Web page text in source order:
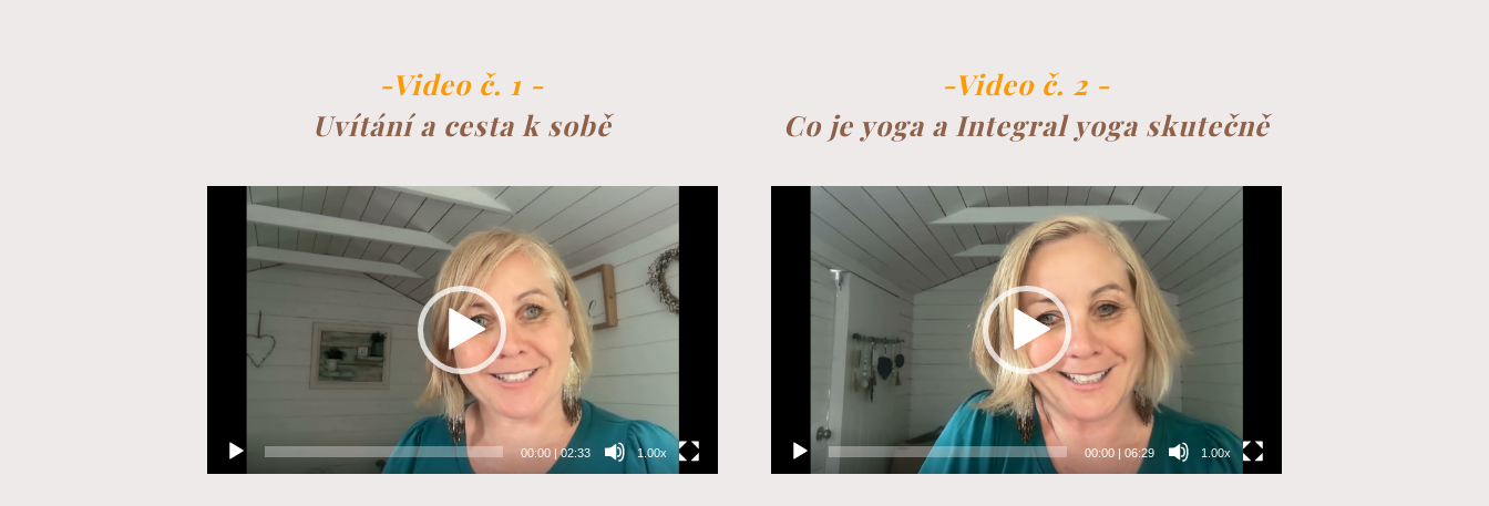
-Video č. 1 -
Uvítání a cesta k sobě
Video
přehrávač
00:00|02:33 1.00x
-Video č. 2 -
Co je yoga a Integral yoga skutečně
Video
přehrávač
00:00 | 06:29 1.00x